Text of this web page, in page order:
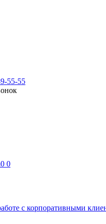
55-55
0 0
с корпоративными